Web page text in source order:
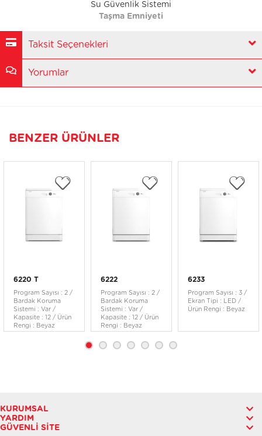
Su Güvenlik Sistemi
Taşma Emniyeti
Taksit Seçenekleri
Yorumlar
BENZER ÜRÜNLER
6220 T
Program Sayısı : 2 /
Bardak Koruma
Sistemi : Var /
Kapasite : 12 / Ürün
Rengi : Beyaz
6222
Program Sayısı : 2 /
Bardak Koruma
Sistemi : Var /
Kapasite : 12 / Ürün
Rengi : Beyaz
6233
Program Sayısı : 3 /
Ekran Tipi : LED /
Ürün Rengi : Beyaz
KURUMSAL
YARDIM
GÜVENLI SITE